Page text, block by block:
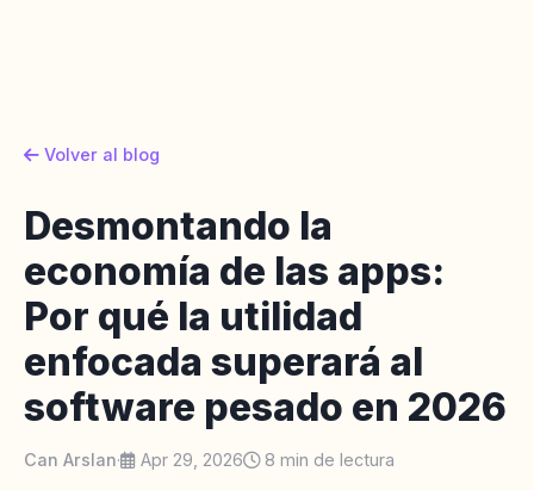
Volver al blog
Desmontando la
economía de las apps:
Por qué la utilidad
enfocada superará al
software pesado en 2026
Can Arslan· Apr 29, 2026 8 min de lectura